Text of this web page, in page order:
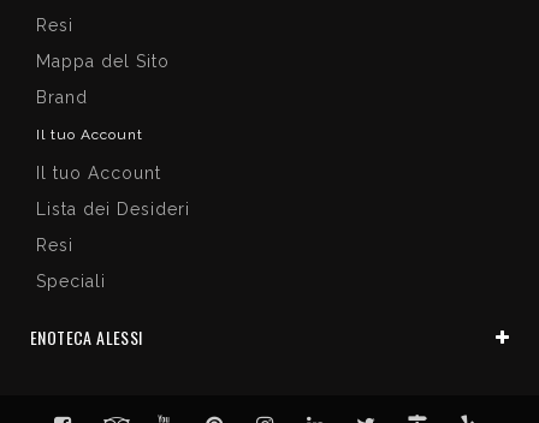
Resi
Mappa del Sito
Brand
Il tuo Account
Il tuo Account
Lista dei Desideri
Resi
Speciali
ENOTECA ALESSI